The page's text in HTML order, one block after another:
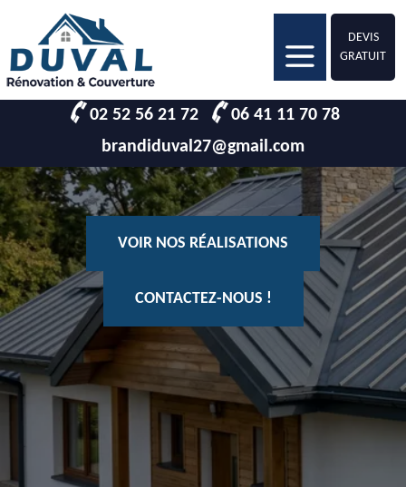
DEVIS
GRATUIT
02 52 56 21 72
06 41 11 70 78
brandiduval27@gmail.com
VOIR NOS RÉALISATIONS
CONTACTEZ-NOUS !